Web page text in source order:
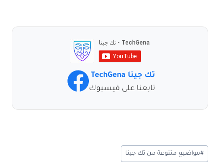
تك جينا TechGena
تابعنا على فيسبوك
وسوم
المقال:
#مواضيع متنوعة من تك جينا